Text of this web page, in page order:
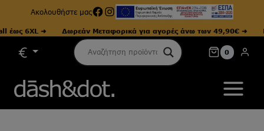
Ακολουθήστε μαςFacebook
Instagram
6XL ➜ Δωρεάν Μεταφορικά για αγορές άνω των 49,90€ ➜
0